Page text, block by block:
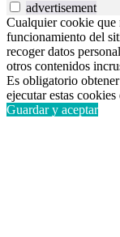
advertisement
Cualquier cookie que
funcionamiento del
recoger datos
otros contenidos
Es obligatorio
ejecutar estas
Guardar y aceptar